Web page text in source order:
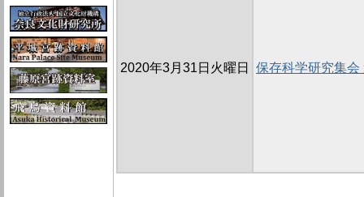
2020年3月31日火曜日 保存科学研究集